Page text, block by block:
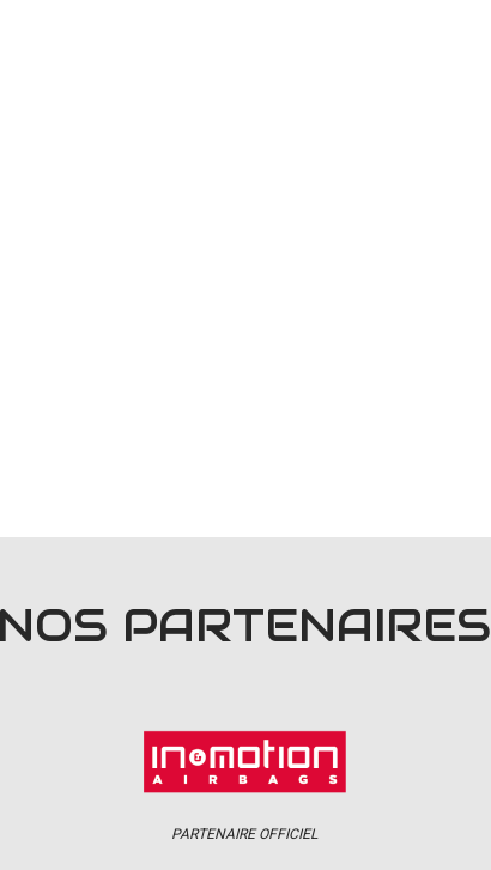
NOS PARTENAIRES
PARTENAIRE OFFICIEL